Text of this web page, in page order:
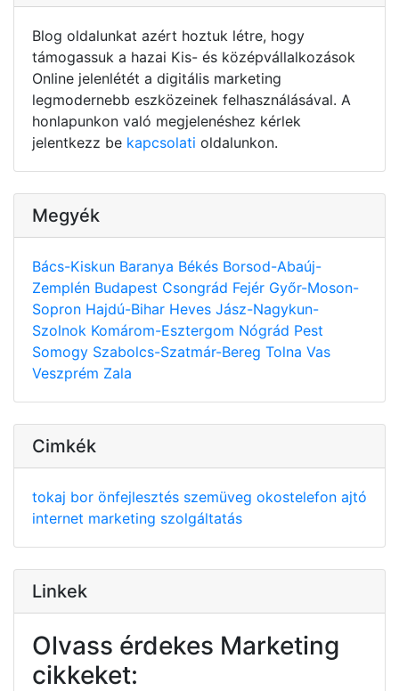
Blog oldalunkat azért hoztuk létre, hogy
támogassuk a hazai Kis- és középvállalkozások
Online jelenlétét a digitális marketing
legmodernebb eszközeinek felhasználásával. A
honlapunkon való megjelenéshez kérlek
jelentkezz be kapcsolati oldalunkon.
Megyék
Bács-Kiskun Baranya Békés Borsod-Abaúj-
Zemplén Budapest Csongrád Fejér Győr-Moson-
Sopron Hajdú-Bihar Heves Jász-Nagykun-
Szolnok Komárom-Esztergom Nógrád Pest
Somogy Szabolcs-Szatmár-Bereg Tolna Vas
Veszprém Zala
Cimkék
tokaj bor önfejlesztés szemüveg okostelefon ajtó
internet marketing szolgáltatás
Linkek
Olvass érdekes Marketing
cikkeket: